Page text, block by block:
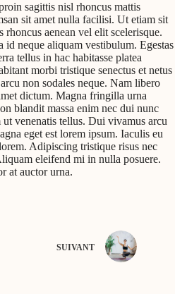
sagittis nisl rhoncus mattis
sit amet nulla facilisi. Ut etiam sit
aenean vel elit scelerisque.
id neque aliquam vestibulum. Egestas
tellus in hac habitasse platea
morbi tristique senectus et netus
non sodales neque. Nam libero
dictum. Magna fringilla urna
blandit massa enim nec dui nunc
venenatis tellus. Dui vivamus arcu
eget est lorem ipsum. Iaculis eu
Adipiscing tristique risus nec
eleifend mi in nulla posuere.
at auctor urna.
SUIVANT